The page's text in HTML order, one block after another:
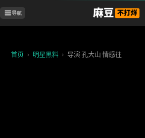
导航
首页 › 明星黑料 › 导演 孔大山 情感往